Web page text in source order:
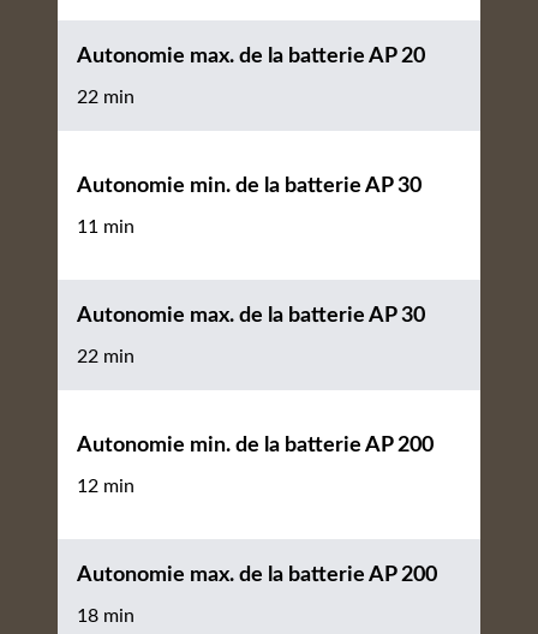
Autonomie max. de la batterie AP 20
22 min
Autonomie min. de la batterie AP 30
11 min
Autonomie max. de la batterie AP 30
22 min
Autonomie min. de la batterie AP 200
12 min
Autonomie max. de la batterie AP 200
18 min